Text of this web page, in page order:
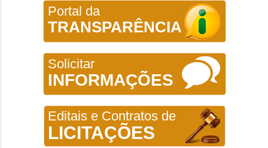
Portal da
TRANSPARÊNCIA
Solicitar
INFORMAÇÕES
Editais e Contratos de
LICITAÇÕES